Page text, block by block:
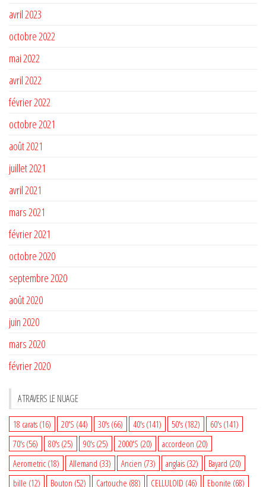
avril 2023
octobre 2022
mai 2022
avril 2022
février 2022
octobre 2021
août 2021
juillet 2021
avril 2021
mars 2021
février 2021
octobre 2020
septembre 2020
août 2020
juin 2020
mars 2020
février 2020
A TRAVERS LE NUAGE
18 carats (16) 20'S (44) 30's (66) 40's (141) 50's (182) 60's (141)
70's (56) 80's (25) 90's (25) 2000'S (20) accordeon (20)
Aerometric (18) Allemand (33) Ancien (73) anglais (32) Bayard (20)
bille (12) Bouton (52) Cartouche (88) CELLULOID (46) Ebonite (68)